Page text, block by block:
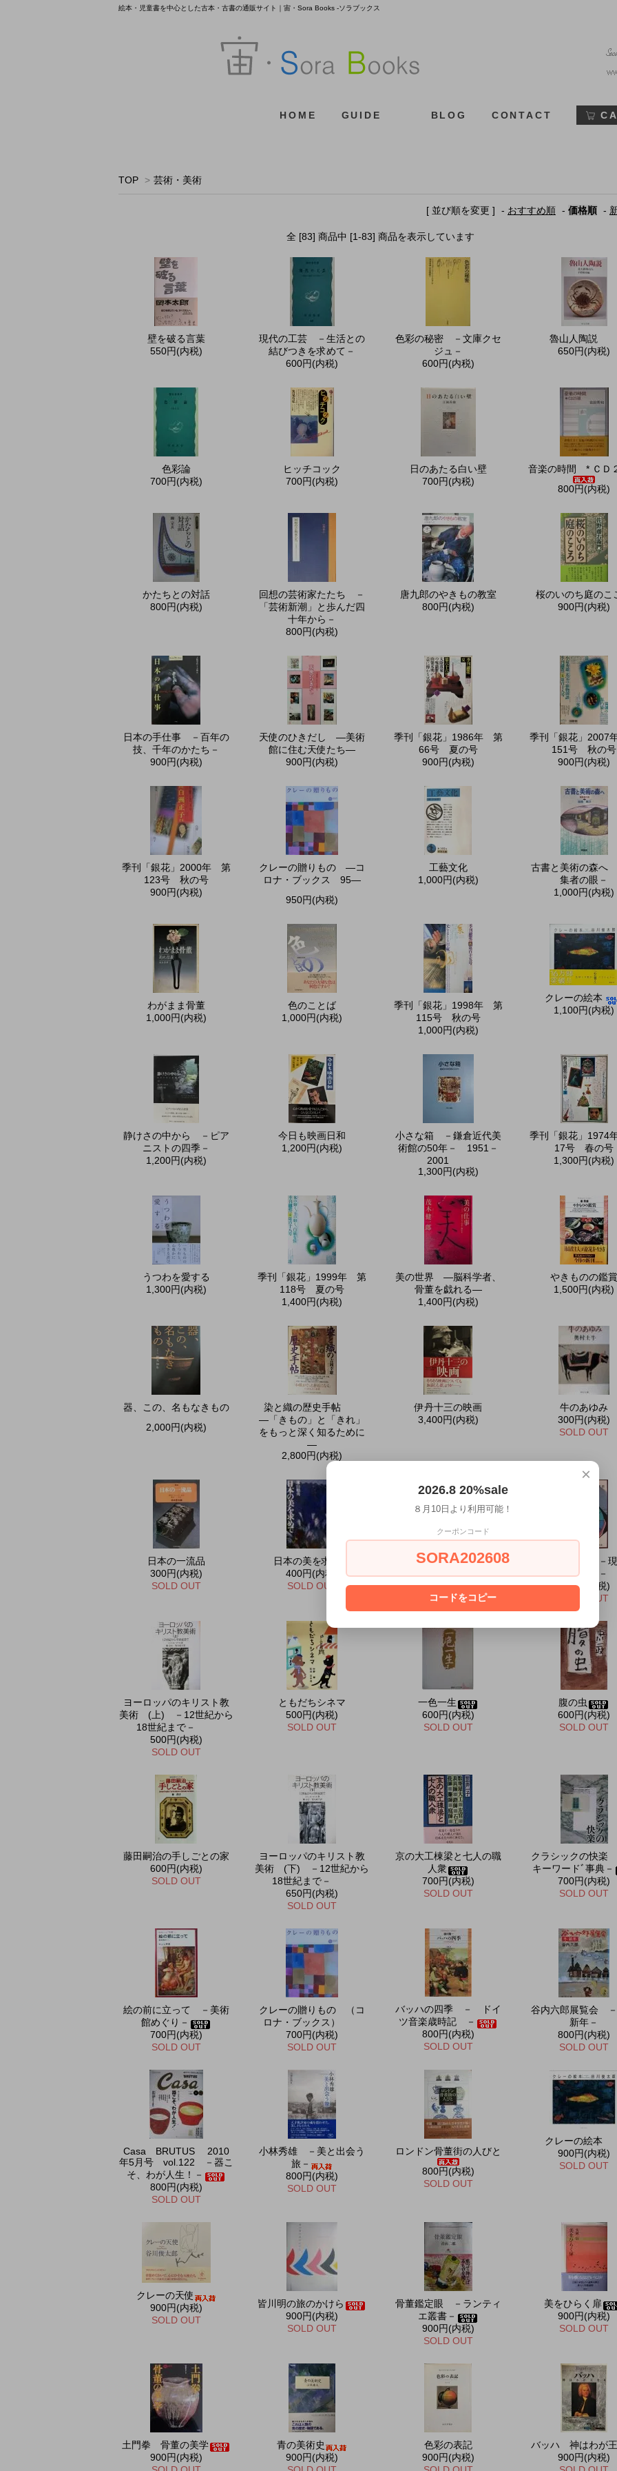
絵本・児童書を中心とした古本・古書の通販サイト｜宙・Sora Books -ソラブックス
HOME GUIDE BLOG CONTACT
TOP > 芸術・美術
[ 並び順を変更 ] - おすすめ順 - 価格順 -
全 [83] 商品中 [1-83] 商品を表示しています
壁を破る言葉
550円(内税)
現代の工芸 －生活との
結びつきを求めて－
600円(内税)
色彩の秘密 －文庫クセ
ジュ－
600円(内税)
魯山人陶説
650円(内税)
色彩論
700円(内税)
ヒッチコック
700円(内税)
日のあたる白い壁
700円(内税)
音楽の時間 * ＣＤ
800円(内税)
かたちとの対話
800円(内税)
回想の芸術家たたち －
「芸術新潮」と歩んだ四
十年から－
800円(内税)
唐九郎のやきもの教室
800円(内税)
桜のいのち庭のこ
900円(内税)
日本の手仕事 －百年の
技、千年のかたち－
900円(内税)
天使のひきだし ―美術
館に住む天使たち―
900円(内税)
季刊「銀花」1986年 第
66号 夏の号
900円(内税)
季刊「銀花」
151号 秋の号
900円(内税)
季刊「銀花」2000年 第
123号 秋の号
900円(内税)
クレーの贈りもの ―コ
ロナ・ブックス 95—
950円(内税)
工藝文化
1,000円(内税)
古書と美術の森へ
集者の眼－
1,000円(内税)
わがまま骨董
1,000円(内税)
色のことば
1,000円(内税)
季刊「銀花」1998年 第
115号 秋の号
1,000円(内税)
クレーの絵本
1,100円(内税)
静けさの中から －ピア
ニストの四季－
1,200円(内税)
今日も映画日和
1,200円(内税)
小さな箱 －鎌倉近代美
術館の50年－ 1951－
2001
1,300円(内税)
季刊「銀花」
17号 春の号
1,300円(内税)
うつわを愛する
1,300円(内税)
季刊「銀花」1999年 第
118号 夏の号
1,400円(内税)
美の世界 ―脳科学者、
骨董を戯れる―
1,400円(内税)
やきものの鑑
1,500円(内税)
器、この、名もなきもの
2,000円(内税)
染と織の歴史手帖
―「きもの」と「きれ」
をもっと深く知るために
―
2,800円(内税)
伊丹十三の映画
3,400円(内税)
牛のあゆみ
300円(内税)
SOLD OUT
日本の一流品
300円(内税)
SOLD OUT
日本の美を求めて
400円(内税)
SOLD OUT
美について
450円(内税)
SOLD OUT
肉眼の思想 －
術の意味－
500円(内税)
SOLD OUT
ヨーロッパのキリスト教
美術 (上) －12世紀から
18世紀まで－
500円(内税)
SOLD OUT
ともだちシネマ
500円(内税)
SOLD OUT
一色一生
600円(内税)
SOLD OUT
腹の虫
600円(内税)
SOLD OUT
藤田嗣治の手しごとの家
600円(内税)
SOLD OUT
ヨーロッパのキリスト教
美術 (下) －12世紀から
18世紀まで－
650円(内税)
SOLD OUT
京の大工棟梁と七人の職
人衆
700円(内税)
SOLD OUT
クラシックの快
キーワードﾞ事典－
700円(内税)
SOLD OUT
絵の前に立って －美術
館めぐり－
700円(内税)
SOLD OUT
クレーの贈りもの （コ
ロナ・ブックス）
700円(内税)
SOLD OUT
バッハの四季 － ドイ
ツ音楽歳時記 －
800円(内税)
SOLD OUT
谷内六郎展覧会
新年－
800円(内税)
SOLD OUT
Casa BRUTUS 2010
年5月号 vol.122 －器こ
そ、わが人生！－
800円(内税)
SOLD OUT
小林秀雄 －美と出会う
旅－
800円(内税)
SOLD OUT
ロンドン骨董街の人びと
800円(内税)
SOLD OUT
クレーの絵本
900円(内税)
SOLD OUT
クレーの天使
900円(内税)
SOLD OUT
皆川明の旅のかけら
900円(内税)
SOLD OUT
骨董鑑定眼 －ランティ
エ叢書－
900円(内税)
SOLD OUT
美をひらく扉
900円(内税)
SOLD OUT
土門拳 骨董の美学
900円(内税)
青の美術史
900円(内税)
色彩の表記
900円(内税)
バッハ 神はわが
900円(内税)
×
2026.8 20%sale
８月10日より利用可能！
クーポンコード
SORA202608
コードをコピー